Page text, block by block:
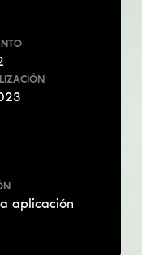
aplicación